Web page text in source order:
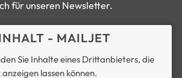
für unseren Newsletter.
- MAILJET
Sie Inhalte eines Drittanbieters, die
lassen können.